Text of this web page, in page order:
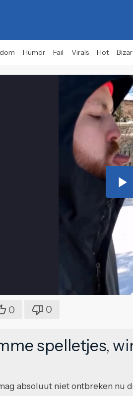
Humor Fail Virals Hot Bizar
0 0
spelletjes,
absoluut niet ontbreken nu